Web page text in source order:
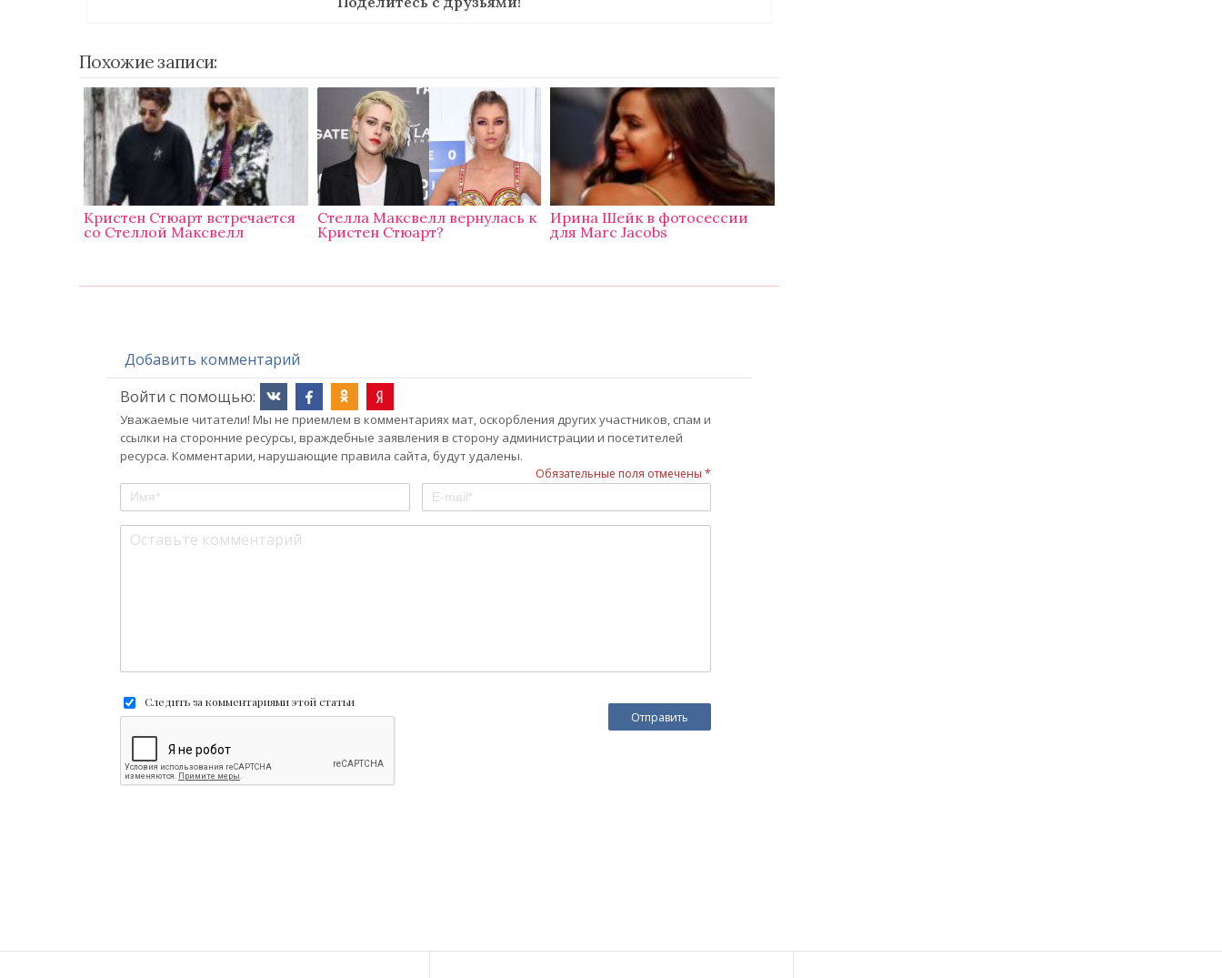
Похожие записи:
Кристен Стюарт встречается
со Стеллой Максвелл
Стелла Максвелл вернулась к
Кристен Стюарт?
Ирина Шейк в фотосессии
для Marc Jacobs
Добавить комментарий
Войти с помощью:
Уважаемые читатели! Мы не приемлем в комментариях мат, оскорбления других участников, спам и
ссылки на сторонние ресурсы, враждебные заявления в сторону администрации и посетителей
ресурса. Комментарии, нарушающие правила сайта, будут удалены.
Обязательные поля отмечены *
Следить за комментариями этой статьи